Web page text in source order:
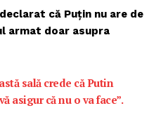
că Puțin nu are de
armat doar asupra
sală crede că Putin
asigur că nu o va face”.